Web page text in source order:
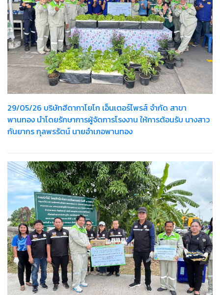
29/05/26 บริษัทฮีดากาโยโก เอ็นเตอร์ไพรส์ จำกัด สาขา
พานทอง นำโดยรักษาการผู้จัดการโรงงาน ให้การต้อนรับ นางสาว
กันยากร กุลพรรัตน์ นายอำเภอพานทอง